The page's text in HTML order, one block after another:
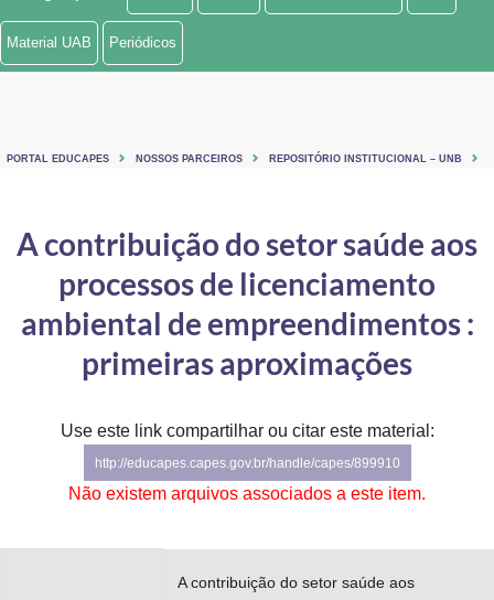
Ministério de Minas e Energia
Ministério da Mulher, da Família e dos Direitos Humanos
Secretaria-Geral
Gabinete de Segurança Institucional
Material UAB Periódicos
PORTAL EDUCAPES NOSSOS PARCEIROS REPOSITÓRIO INSTITUCIONAL – UNB
A contribuição do setor saúde aos
processos de licenciamento
ambiental de empreendimentos :
primeiras aproximações
Use este link compartilhar ou citar este material:
http://educapes.capes.gov.br/handle/capes/899910
Não existem arquivos associados a este item.
A contribuição do setor saúde aos